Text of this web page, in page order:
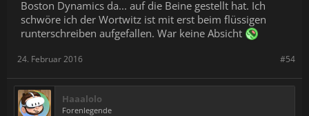
Boston Dynamics da... auf die Beine gestellt hat. Ich
schwöre ich der Wortwitz ist mit erst beim flüssigen
runterschreiben aufgefallen. War keine Absicht
#54
24. Februar 2016
Haaalolo
Forenlegende